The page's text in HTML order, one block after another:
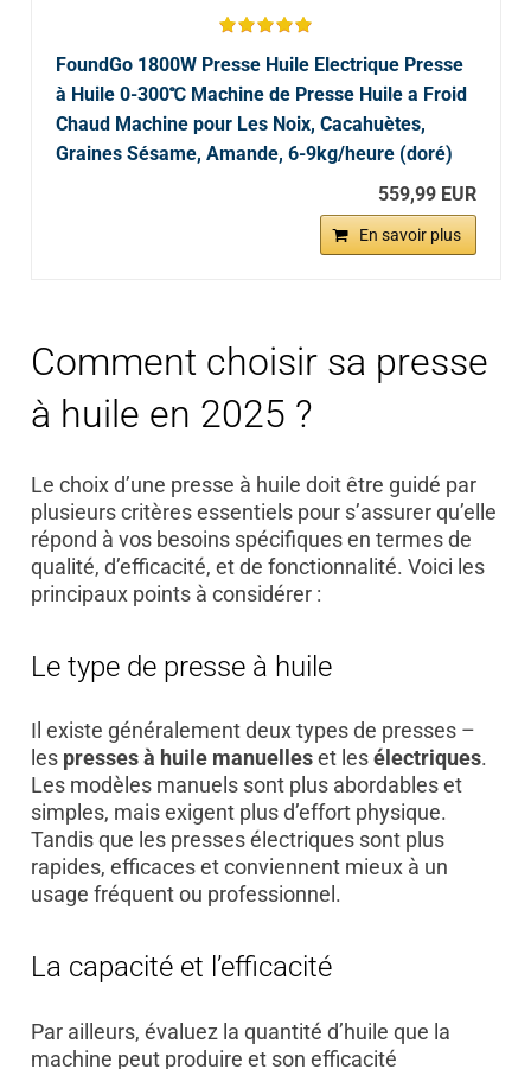
FoundGo 1800W Presse Huile Electrique Presse
à Huile 0-300℃ Machine de Presse Huile a Froid
Chaud Machine pour Les Noix, Cacahuètes,
Graines Sésame, Amande, 6-9kg/heure (doré)
559,99 EUR
En savoir plus
Comment choisir sa presse
à huile en 2025 ?
Le choix d’une presse à huile doit être guidé par
plusieurs critères essentiels pour s’assurer qu’elle
répond à vos besoins spécifiques en termes de
qualité, d’efficacité, et de fonctionnalité. Voici les
principaux points à considérer :
Le type de presse à huile
Il existe généralement deux types de presses –
les presses à huile manuelleset lesélectriques.
Les modèles manuels sont plus abordables et
simples, mais exigent plus d’effort physique.
Tandis que les presses électriques sont plus
rapides, efficaces et conviennent mieux à un
usage fréquent ou professionnel.
La capacité et l’efficacité
Par ailleurs, évaluez la quantité d’huile que la
machine peut produire et son efficacité